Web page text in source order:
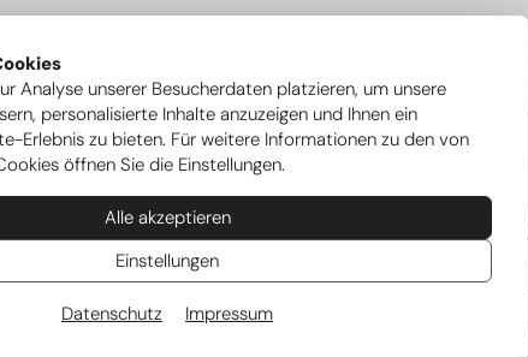
Analyse unserer Besucherdaten platzieren, um unsere
personalisierte Inhalte anzuzeigen und Ihnen ein
Erlebnis zu bieten. Für weitere Informationen zu den von
öffnen Sie die Einstellungen.
Alle akzeptieren
Einstellungen
Datenschutz Impressum
Ovum Wärmepumpen Schraubenset für das Gehäuse